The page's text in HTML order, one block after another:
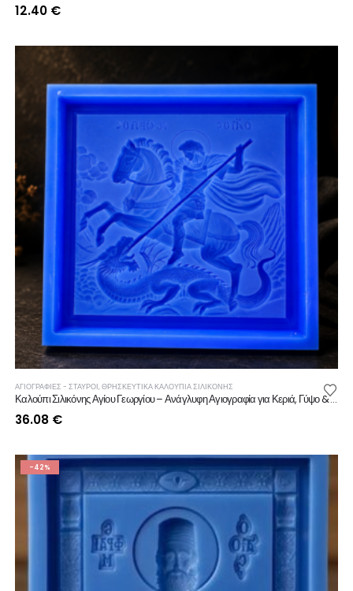
12.40 €
ΑΓΙΟΓΡΑΦΙΕΣ - ΣΤΑΥΡΟΙ,ΘΡΗΣΚΕΥΤΙΚΆ ΚΑΛΟΎΠΙΑ ΣΙΛΙΚΌΝΗΣ
Καλούπι Σιλικόνης Αγίου Γεωργίου – Ανάγλυφη Αγιογραφία για Κεριά, Γύψο & Ρητίνη
36.08 €
-42%